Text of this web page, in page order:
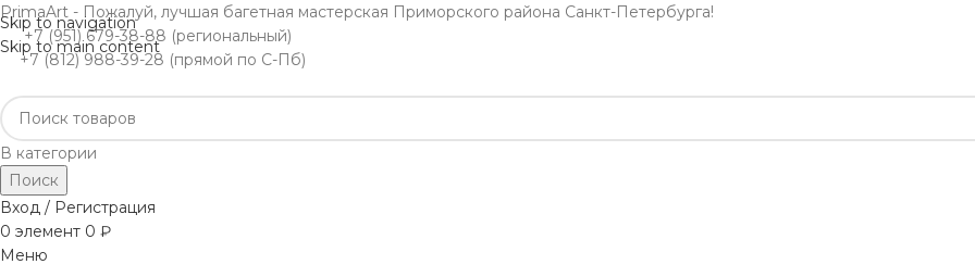
Skip to navigation
Skip to main content
PrimaArt - Пожалуй, лучшая багетная мастерская Приморского района Санкт-Петербурга!
+7 (951) 679-38-88 (региональный)
+7 (812) 988-39-28 (прямой по С-Пб)
В категории
Поиск
Вход / Регистрация
0 элемент 0 ₽
Меню